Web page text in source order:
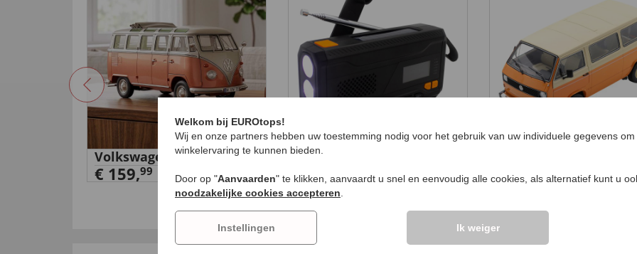
Volkswagen T1 Samba
€ 159,99
DAB+-radio met
handmatige oplader en
zonne-energie
€ 99,95
€ 139,
Welkom bij EUROtops!
Wij en onze partners hebben uw toestemming nodig voor het gebruik van uw individuele gegevens
winkelervaring te kunnen bieden.
Door op "Aanvaarden" te klikken, aanvaardt u snel en eenvoudig alle cookies, als alternatief kunt u
noodzakelijke cookies accepteren
Instellingen Ik weiger